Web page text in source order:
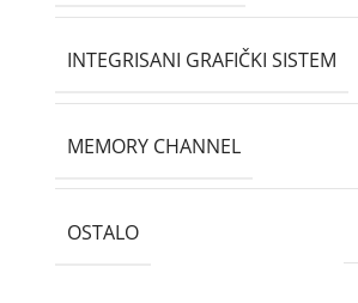
INTEGRISANI GRAFIČKI SISTEM
MEMORY CHANNEL
OSTALO